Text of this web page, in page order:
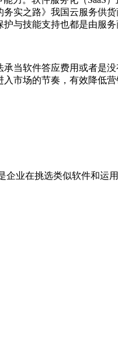
实之路》我国云服务供
与技能支持也都是由服务
当软件答应费用或者是
市场的节奏，有效降低
业在挑选类似软件和运